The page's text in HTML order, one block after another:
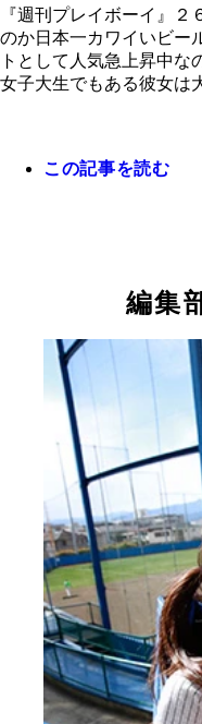
『週刊プレイボーイ』
のか日本一カワイいビー
トとして人気急上昇中な
女子大生でもある彼女は
この記事を読む
編集